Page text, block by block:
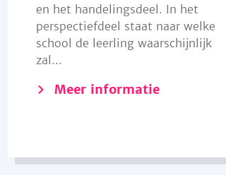
en het handelingsdeel. In het
perspectiefdeel staat naar welke
school de leerling waarschijnlijk
zal...
Meer informatie